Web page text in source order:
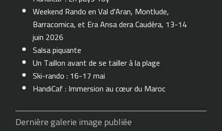
Weekend Rando en Val d'Aran, Montlude,
Barracomica, et Era Ansa dera Caudèra, 13-14
juin 2026
Salsa piquante
Un Taillon avant de se tailler à la plage
Ski-rando : 16-17 mai
HandiCaf : Immersion au cœur du Maroc
Dernière galerie image publiée